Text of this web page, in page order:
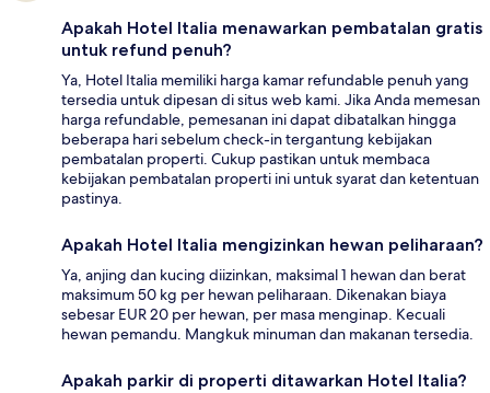
Apakah Hotel Italia menawarkan pembatalan gratis
untuk refund penuh?
Ya, Hotel Italia memiliki harga kamar refundable penuh yang
tersedia untuk dipesan di situs web kami. Jika Anda memesan
harga refundable, pemesanan ini dapat dibatalkan hingga
beberapa hari sebelum check-in tergantung kebijakan
pembatalan properti. Cukup pastikan untuk membaca
kebijakan pembatalan properti ini untuk syarat dan ketentuan
pastinya.
Apakah Hotel Italia mengizinkan hewan peliharaan?
Ya, anjing dan kucing diizinkan, maksimal 1 hewan dan berat
maksimum 50 kg per hewan peliharaan. Dikenakan biaya
sebesar EUR 20 per hewan, per masa menginap. Kecuali
hewan pemandu. Mangkuk minuman dan makanan tersedia.
Apakah parkir di properti ditawarkan Hotel Italia?